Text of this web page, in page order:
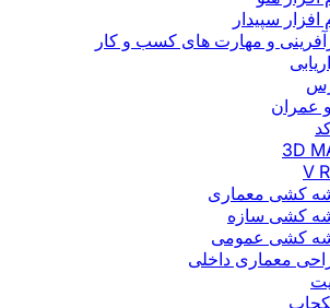
افزار سپیدار
و مهارت های کسب و کار
عمران
3D
V
کشی معماری
کشی سازه
کشی عمومی
معماری داخلی